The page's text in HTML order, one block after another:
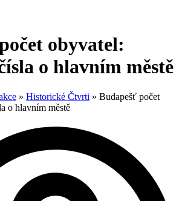
obyvatel:
o hlavním městě
» Historické Čtvrti » Budapešť počet
o hlavním městě